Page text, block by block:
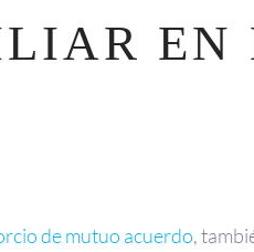
EN
de mutuo acuerdo,